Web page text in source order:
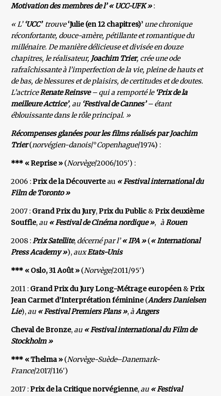
Motivation des membres de l’ « UCC-UFK »:
« L’ ‘UCC’ trouve‘Julie (en 12 chapitres)’ une chronique
réconfortante, douce-amère, pétillante et romantique du
millénaire. De manière délicieuse et divisée en douze
chapitres, le réalisateur, Joachim Trier, crée une ode
rafraîchissante à l’imperfection de la vie, pleine de hauts et
de bas, de blessures et de plaisirs, de certitudes et de doutes.
L’actriceRenate Reinsve– qui a remporté le‘Prix de la
meilleure Actrice’, au ‘Festival de Cannes’– étant
éblouissante dans le rôle principal. »
Récompenses glanées pour les films réalisés par Joachim
Trier(norvégien-danois/°Copenhague/1974) :
*** « Reprise » (Norvège/2006/105′) :
2006 :Prix de la Découverteau « Festival international du
Film de Toronto »
2007 : Grand Prix du Jury,Prix du Public &Prix deuxième
Souffle,au « Festival de Cinéma nordique »,àRouen
2008 :Prix Satellite, décerné par l’« IPA »(« International
Press Academy »),auxEtats-Unis
*** « Oslo, 31 Août » (Norvège/2011/95′)
2011 : Grand Prix du Jury Long-Métrage européen&Prix
Jean Carmet d’Interprétation féminine(Anders Danielsen
Lie),au « Festival Premiers Plans »,àAngers
Cheval de Bronze,au « Festival international du Film de
Stockholm »
*** « Thelma » (Norvège-Suède–Danemark-
France/2017/116′)
2017 :Prix de la Critique norvégienne,au « Festival